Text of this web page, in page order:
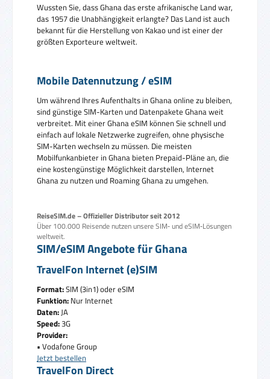
Wussten Sie, dass Ghana das erste afrikanische Land war,
das 1957 die Unabhängigkeit erlangte? Das Land ist auch
bekannt für die Herstellung von Kakao und ist einer der
größten Exporteure weltweit.
Mobile Datennutzung / eSIM
Um während Ihres Aufenthalts in Ghana online zu bleiben,
sind günstige SIM-Karten und Datenpakete Ghana weit
verbreitet. Mit einer Ghana eSIM können Sie schnell und
einfach auf lokale Netzwerke zugreifen, ohne physische
SIM-Karten wechseln zu müssen. Die meisten
Mobilfunkanbieter in Ghana bieten Prepaid-Pläne an, die
eine kostengünstige Möglichkeit darstellen, Internet
Ghana zu nutzen und Roaming Ghana zu umgehen.
ReiseSIM.de – Offizieller Distributor seit 2012
Über 100.000 Reisende nutzen unsere SIM‑ und eSIM‑Lösungen
weltweit.
SIM/eSIM Angebote für Ghana
TravelFon Internet (e)SIM
Format:SIM (3in1) oder eSIM
Funktion: Nur Internet
Daten: JA
Speed:3G
Provider:
• Vodafone Group
Jetzt bestellen
TravelFon Direct